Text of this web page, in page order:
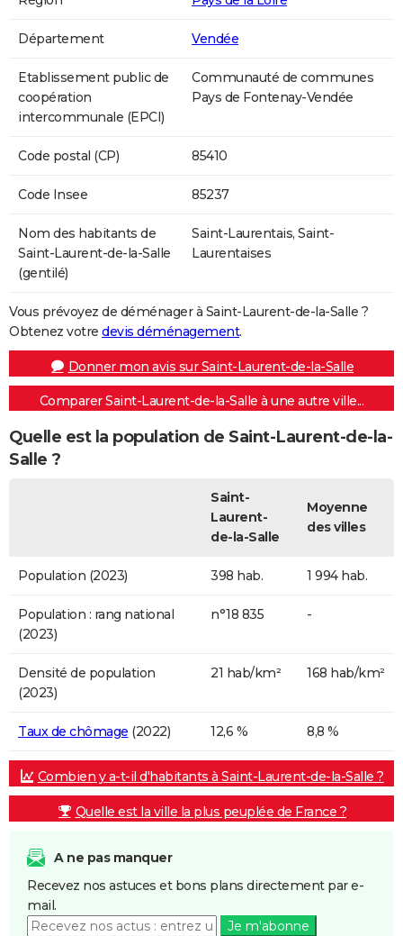
Département Vendée
Etablissement public de
coopération
intercommunale (EPCI)
Communauté de communes
Pays de Fontenay-Vendée
Code postal (CP) 85410
Code Insee 85237
Nom des habitants de
Saint-Laurent-de-la-Salle
(gentilé)
Saint-Laurentais, Saint-
Laurentaises
Vous prévoyez de déménager à Saint-Laurent-de-la-Salle ?
Obtenez votre devis déménagement.
Donner mon avis sur Saint-Laurent-de-la-Salle
Comparer Saint-Laurent-de-la-Salle à une autre ville...
Quelle est la population de Saint-Laurent-de-la-
Salle ?
Saint-
Laurent-
de-la-Salle
Moyenne
des villes
Population (2023) 398 hab. 1 994 hab.
Population : rang national
(2023)
n°18 835 -
Densité de population
(2023)
21 hab/km² 168 hab/km²
Taux de chômage (2022) 12,6 % 8,8 %
Combien y a-t-il d'habitants à Saint-Laurent-de-la-Salle ?
Quelle est la ville la plus peuplée de France ?
A ne pas manquer
Recevez nos astuces et bons plans directement par e-
mail.
Je m'abonne